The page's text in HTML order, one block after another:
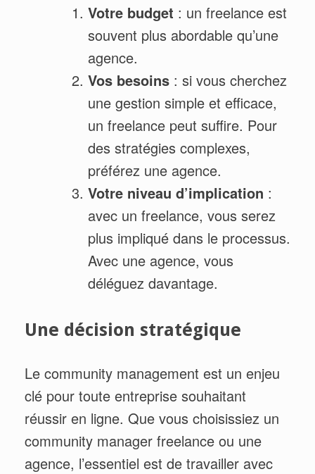
Votre budget : un freelance est
souvent plus abordable qu’une
agence.
Vos besoins : si vous cherchez
une gestion simple et efficace,
un freelance peut suffire. Pour
des stratégies complexes,
préférez une agence.
Votre niveau d’implication :
avec un freelance, vous serez
plus impliqué dans le processus.
Avec une agence, vous
déléguez davantage.
Une décision stratégique
Le community management est un enjeu
clé pour toute entreprise souhaitant
réussir en ligne. Que vous choisissiez un
community manager freelance ou une
agence, l’essentiel est de travailler avec